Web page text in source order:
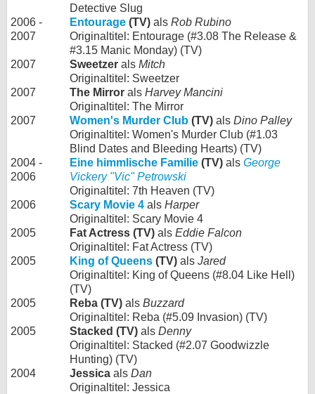
Detective Slug
2006 -
2007
Entourage (TV) als Rob Rubino
Originaltitel: Entourage (#3.08 The Release &
#3.15 Manic Monday) (TV)
2007
Sweetzer als Mitch
Originaltitel: Sweetzer
2007
The Mirror als Harvey Mancini
Originaltitel: The Mirror
2007
Women's Murder Club (TV) als Dino Palley
Originaltitel: Women's Murder Club (#1.03
Blind Dates and Bleeding Hearts) (TV)
2004 -
2006
Eine himmlische Familie (TV) als George
Vickery "Vic" Petrowski
Originaltitel: 7th Heaven (TV)
2006
Scary Movie 4 als Harper
Originaltitel: Scary Movie 4
2005
Fat Actress (TV) als Eddie Falcon
Originaltitel: Fat Actress (TV)
2005
King of Queens (TV) als Jared
Originaltitel: King of Queens (#8.04 Like Hell)
(TV)
2005
Reba (TV) als Buzzard
Originaltitel: Reba (#5.09 Invasion) (TV)
2005
Stacked (TV) als Denny
Originaltitel: Stacked (#2.07 Goodwizzle
Hunting) (TV)
2004
Jessica als Dan
Originaltitel: Jessica